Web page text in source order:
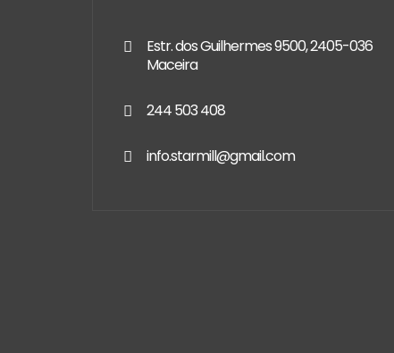
Estr. dos Guilhermes 9500, 2405-036
Maceira
244 503 408
info.starmill@gmail.com